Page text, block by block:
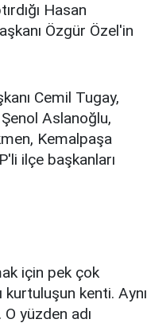
Hasan
Özgür Özel'in
Cemil Tugay,
Aslanoğlu,
Kemalpaşa
ilçe başkanları
için pek çok
kurtuluşun kenti. Aynı
yüzden adı